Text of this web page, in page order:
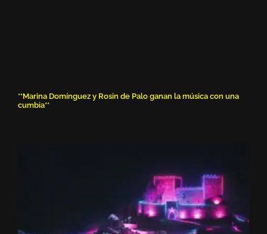
**Marina Domínguez y Rosin de Palo ganan la música con una
cumbia**